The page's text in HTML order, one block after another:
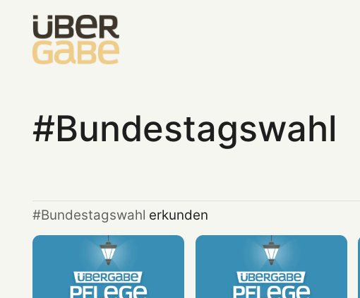
Bundestagswahl
Bundestagswahl erkunden